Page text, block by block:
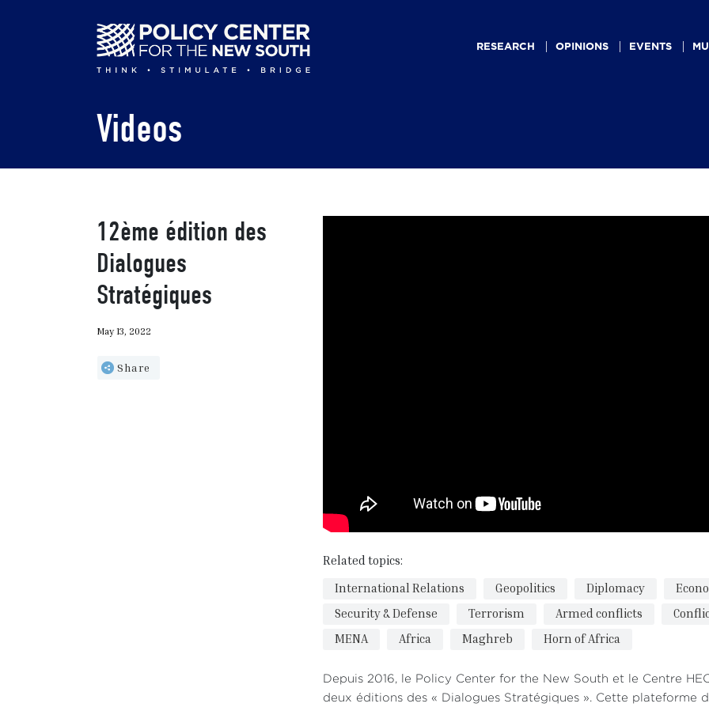
navigationRESEARCH OPINIONS EVENTS
Videos
12ème édition des
Dialogues
Stratégiques
May 13, 2022
Share
Related topics:
International Relations
Geopolitics Diplomacy
Security & Defense
Terrorism Armed conflicts
MENA
Africa Maghreb Horn of Africa
Depuis 2016, le Policy Center for the New South et le Centre
deux éditions des « Dialogues Stratégiques ». Cette plateforme